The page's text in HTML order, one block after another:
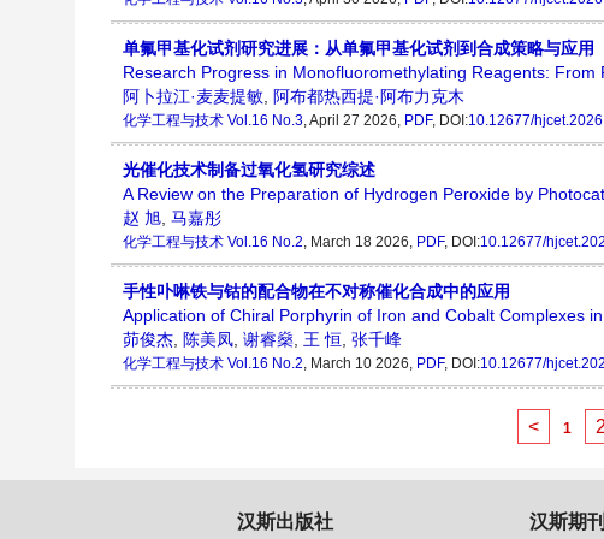
单氟甲基化试剂研究进展：从单氟甲基化试剂到合成策略与应用
Research Progress in Monofluoromethylating Reagents:
阿卜拉江·麦麦提敏, 阿布都热西提·阿布力克木
化学工程与技术 Vol.16 No.3, April 27 2026, PDF, DOI:10.12677/
光催化技术制备过氧化氢研究综述
A Review on the Preparation of Hydrogen Peroxide by
赵 旭, 马嘉彤
化学工程与技术 Vol.16 No.2, March 18 2026, PDF, DOI:10.12677/
手性卟啉铁与钴的配合物在不对称催化合成中的应用
Application of Chiral Porphyrin of Iron and Cobalt Complexes
茆俊杰, 陈美凤, 谢睿燊, 王 恒, 张千峰
化学工程与技术 Vol.16 No.2, March 10 2026, PDF, DOI:10.12677/
< 1 2
汉斯出版社 汉斯期刊